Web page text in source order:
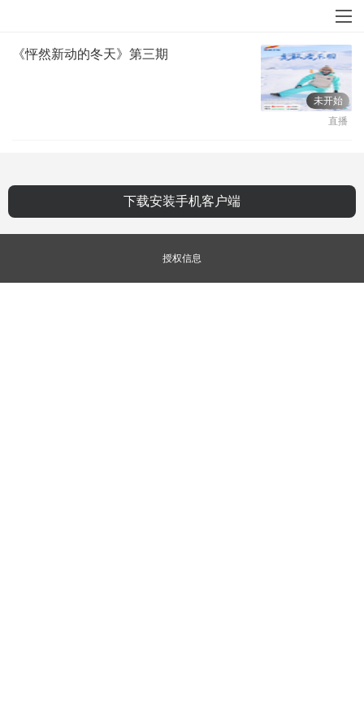
《怦然新动的冬天》第三期
直播
未开始
下载安装手机客户端
授权信息